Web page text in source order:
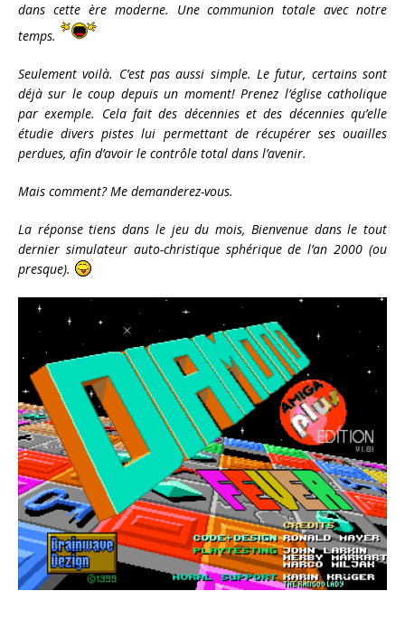
dans cette ère moderne. Une communion totale avec notre
temps.
Seulement voilà. C’est pas aussi simple. Le futur, certains sont
déjà sur le coup depuis un moment! Prenez l’église catholique
par exemple. Cela fait des décennies et des décennies qu’elle
étudie divers pistes lui permettant de récupérer ses ouailles
perdues, afin d’avoir le contrôle total dans l’avenir.
Mais comment? Me demanderez-vous.
La réponse tiens dans le jeu du mois, Bienvenue dans le tout
dernier simulateur auto-christique sphérique de l’an 2000 (ou
presque).